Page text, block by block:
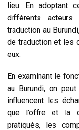
lieu. En adoptant
différents
traduction au
de traduction et les
eux.
En examinant le
au Burundi, on
influencent les
que l’offre et la
pratiqués, les